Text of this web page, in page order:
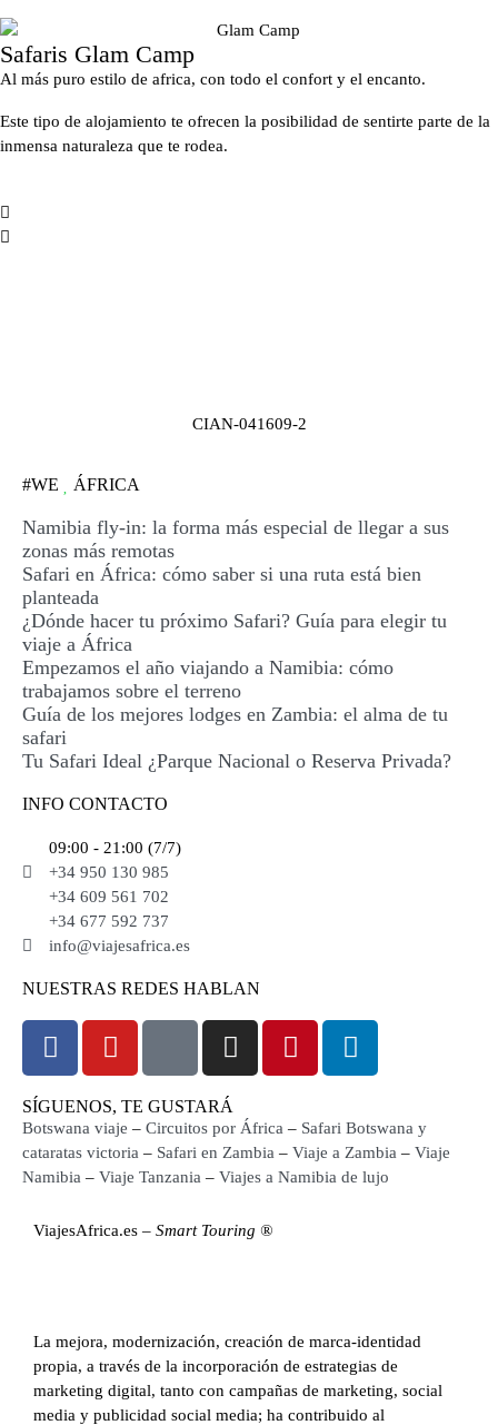
Safaris Glam Camp
Al más puro estilo de africa, con todo el confort y el encanto.
Este tipo de alojamiento te ofrecen la posibilidad de sentirte parte de la
inmensa naturaleza que te rodea.
CIAN-041609-2
#WE ÁFRICA
Namibia fly-in: la forma más especial de llegar a sus
zonas más remotas
Safari en África: cómo saber si una ruta está bien
planteada
¿Dónde hacer tu próximo Safari? Guía para elegir tu
viaje a África
Empezamos el año viajando a Namibia: cómo
trabajamos sobre el terreno
Guía de los mejores lodges en Zambia: el alma de tu
safari
Tu Safari Ideal ¿Parque Nacional o Reserva Privada?
INFO CONTACTO
09:00 - 21:00 (7/7)
+34 950 130 985
+34 609 561 702
+34 677 592 737
info@viajesafrica.es
NUESTRAS REDES HABLAN
SÍGUENOS, TE GUSTARÁ
Botswana viaje – Circuitos por África – Safari Botswana y
cataratas victoria – Safari en Zambia – Viaje a Zambia – Viaje
Namibia – Viaje Tanzania – Viajes a Namibia de lujo
ViajesAfrica.es – Smart Touring ®
La mejora, modernización, creación de marca-identidad
propia, a través de la incorporación de estrategias de
marketing digital, tanto con campañas de marketing, social
media y publicidad social media; ha contribuido al